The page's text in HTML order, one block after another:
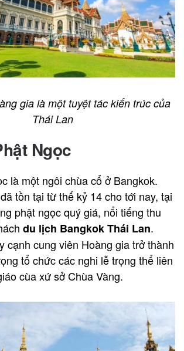
gia là một tuyệt tác kiến trúc của
Thái Lan
Ngọc
là một ngôi chùa cổ ở Bangkok.
tồn tại từ thế kỷ 14 cho tới nay, tại
phật ngọc quý giá, nổi tiếng thu
du lịch Bangkok Thái Lan.
cạnh cung viên Hoàng gia trở thành
tổ chức các nghi lễ trọng thể liên
cùa xứ sở Chùa Vàng.